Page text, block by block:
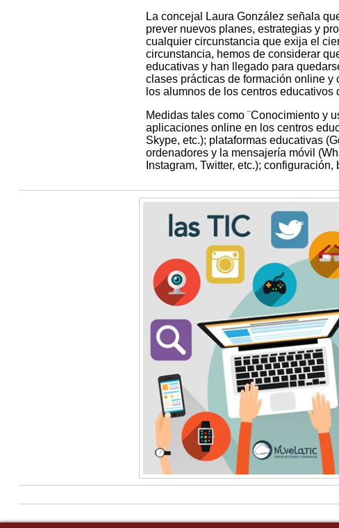
La concejal Laura González señala
prever nuevos planes, estrategias y
cualquier circunstancia que exija el
circunstancia, hemos de considerar
educativas y han llegado para
clases prácticas de formación online
los alumnos de los centros educativos
Medidas tales como ¨Conocimiento y
aplicaciones online en los centros
Skype, etc.); plataformas educativas
ordenadores y la mensajería móvil
Instagram, Twitter, etc.);